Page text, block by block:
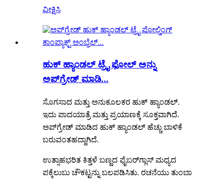
ವೀಕ್ಷಿಸಿ
ಹುಕ್ ಹ್ಯಾಂಡಲ್ ಟ್ರೈ ಫೋಲ್ ಅನ್ನು
ಅಪ್‌ಗ್ರೇಡ್ ಮಾಡಿ...
ಸೊಗಸಾದ ಮತ್ತು ಅನುಕೂಲಕರ ಹುಕ್ ಹ್ಯಾಂಡಲ್.
ಇದು ಪಾದಯಾತ್ರೆ ಮತ್ತು ಪ್ರಯಾಣಕ್ಕೆ ಸೂಕ್ತವಾಗಿದೆ.
ಅಪ್‌ಗ್ರೇಡ್ ಮಾಡಿದ ಹುಕ್ ಹ್ಯಾಂಡಲ್ ಹೆಚ್ಚು ಬಾಳಿಕೆ
ಬರುವಂತಹದ್ದಾಗಿದೆ.
ಉತ್ಸಾಹಭರಿತ ಕಿತ್ತಳೆ ಬಣ್ಣದ ಫೈಬರ್‌ಗ್ಲಾಸ್ ಮಧ್ಯದ
ಪಕ್ಕೆಲುಬು ಚೌಕಟ್ಟನ್ನು ಬಲಪಡಿಸಿತು. ರಚನೆಯು ತುಂಬಾ